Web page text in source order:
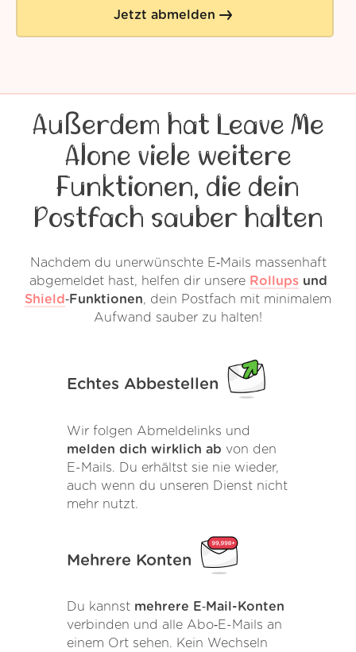
Jetzt abmelden
Außerdem hat Leave Me
Alone viele weitere
Funktionen, die dein
Postfach sauber halten
Nachdem du unerwünschte E‑Mails massenhaft
abgemeldet hast, helfen dir unsere Rollupsund
Shield‑Funktionen, dein Postfach mit minimalem
Aufwand sauber zu halten!
Echtes Abbestellen
Wir folgen Abmeldelinks und
melden dich wirklich ab von den
E-Mails. Du erhältst sie nie wieder,
auch wenn du unseren Dienst nicht
mehr nutzt.
Mehrere Konten
Du kannst mehrere E‑Mail-Konten
verbinden und alle Abo‑E-Mails an
einem Ort sehen. Kein Wechseln